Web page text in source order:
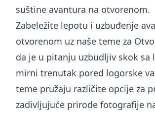
suštine avantura na otvorenom.
Zabeležite lepotu i uzbuđenje
otvorenom uz naše teme za
da je u pitanju uzbudljiv skok sa
mirni trenutak pored logorske
teme pružaju različite opcije za
zadivljujuće prirode fotografije